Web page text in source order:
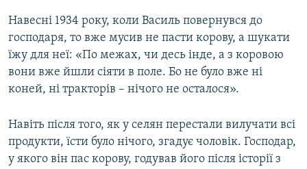
Навесні 1934 року, коли Василь повернувся до
господаря, то вже мусив не пасти корову, а шукати
їжу для неї: «По межах, чи десь інде, а з коровою
вони вже йшли сіяти в поле. Бо не було вже ні
коней, ні тракторів – нічого не осталося».
Навіть після того, як у селян перестали вилучати всі
продукти, їсти було нічого, згадує чоловік. Господар,
у якого він пас корову, годував його після історії з